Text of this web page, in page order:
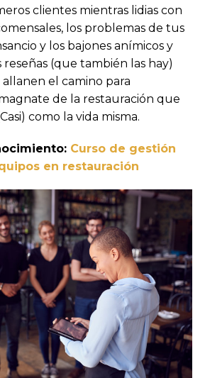
clientes mientras lidias con
los problemas de tus
y los bajones anímicos y
reseñas (que también las hay)
allanen el camino para
de la restauración que
como la vida misma.
Curso de gestión
en restauración